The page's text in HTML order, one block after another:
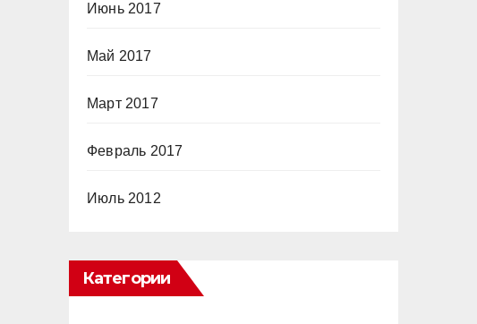
Июнь 2017
Май 2017
Март 2017
Февраль 2017
Июль 2012
Категории